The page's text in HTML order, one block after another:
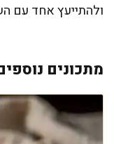
ולהתייעץ אחד עם
מתכונים